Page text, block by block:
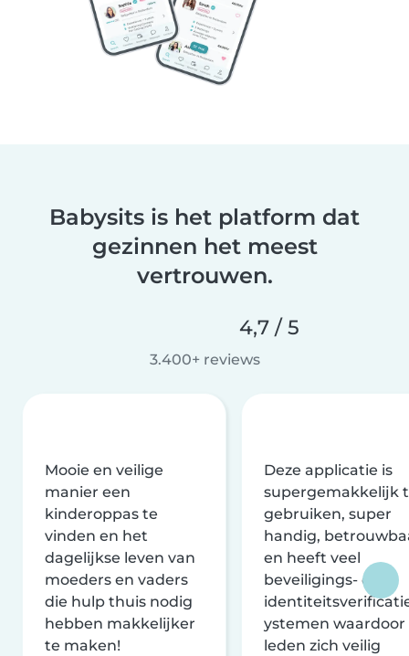
Babysits is het platform dat
gezinnen het meest
vertrouwen.
4,7 / 5
3.400+ reviews
Mooie en veilige
manier een
kinderoppas te
vinden en het
dagelijkse leven van
moeders en vaders
die hulp thuis nodig
hebben makkelijker
te maken!
Deze applicatie is
supergemakkelijk
gebruiken, super
handig,
en heeft veel
beveiligings- en
ystemen waardoor
leden zich veilig